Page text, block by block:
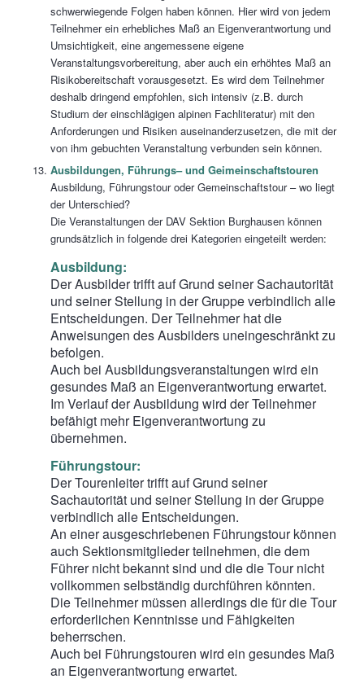
schwerwiegende Folgen haben können. Hier wird von jedem
Teilnehmer ein erhebliches Maß an Eigenverantwortung und
Umsichtigkeit, eine angemessene eigene
Veranstaltungsvorbereitung, aber auch ein erhöhtes Maß an
Risikobereitschaft vorausgesetzt. Es wird dem Teilnehmer
deshalb dringend empfohlen, sich intensiv (z.B. durch
Studium der einschlägigen alpinen Fachliteratur) mit den
Anforderungen und Risiken auseinanderzusetzen, die mit der
von ihm gebuchten Veranstaltung verbunden sein können.
Ausbildungen, Führungs–und Geimeinschaftstouren
Ausbildung, Führungstour oder Gemeinschaftstour – wo liegt
der Unterschied?
Die Veranstaltungen der DAV Sektion Burghausen können
grundsätzlich in folgende drei Kategorien eingeteilt werden:
Ausbildung:
Der Ausbilder trifft auf Grund seiner Sachautorität
und seiner Stellung in der Gruppe verbindlich alle
Entscheidungen. Der Teilnehmer hat die
Anweisungen des Ausbilders uneingeschränkt zu
befolgen.
Auch bei Ausbildungsveranstaltungen wird ein
gesundes Maß an Eigenverantwortung erwartet.
Im Verlauf der Ausbildung wird der Teilnehmer
befähigt mehr Eigenverantwortung zu
übernehmen.
Führungstour:
Der Tourenleiter trifft auf Grund seiner
Sachautorität und seiner Stellung in der Gruppe
verbindlich alle Entscheidungen.
An einer ausgeschriebenen Führungstour können
auch Sektionsmitglieder teilnehmen, die dem
Führer nicht bekannt sind und die die Tour nicht
vollkommen selbständig durchführen könnten.
Die Teilnehmer müssen allerdings die für die Tour
erforderlichen Kenntnisse und Fähigkeiten
beherrschen.
Auch bei Führungstouren wird ein gesundes Maß
an Eigenverantwortung erwartet.